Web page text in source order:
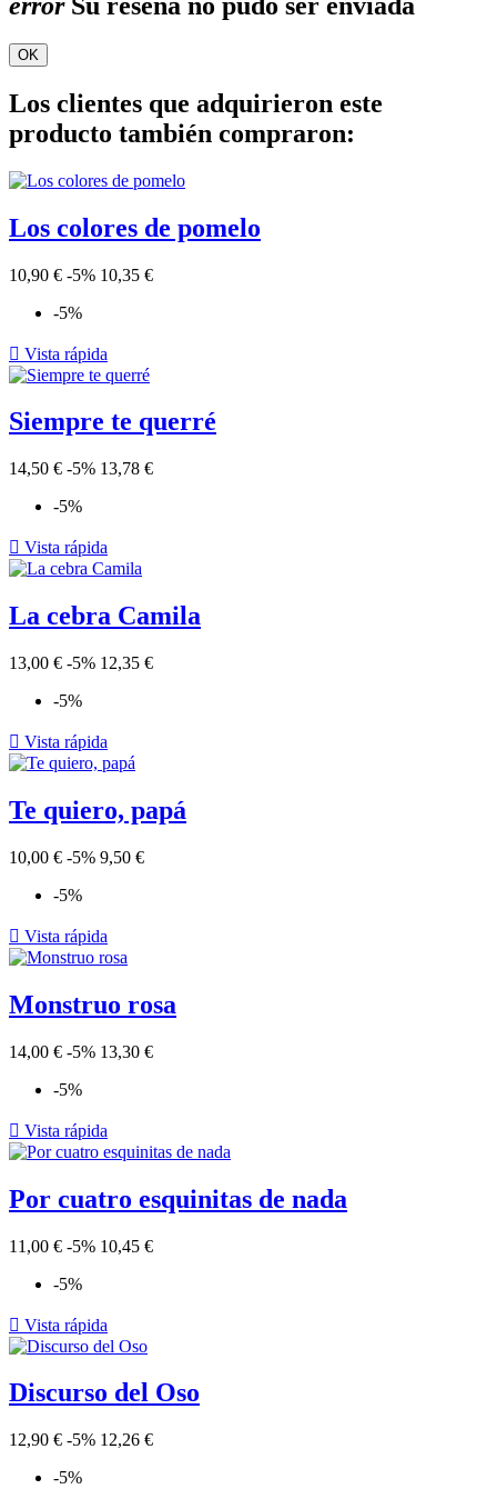
OK
Los clientes que adquirieron este
producto también compraron:
Los colores de pomelo
10,90 € -5% 10,35 €
-5%
 Vista rápida
Siempre te querré
14,50 € -5% 13,78 €
-5%
 Vista rápida
La cebra Camila
13,00 € -5% 12,35 €
-5%
 Vista rápida
Te quiero, papá
10,00 € -5% 9,50 €
-5%
 Vista rápida
Monstruo rosa
14,00 € -5% 13,30 €
-5%
 Vista rápida
Por cuatro esquinitas de nada
11,00 € -5% 10,45 €
-5%
 Vista rápida
Discurso del Oso
12,90 € -5% 12,26 €
-5%